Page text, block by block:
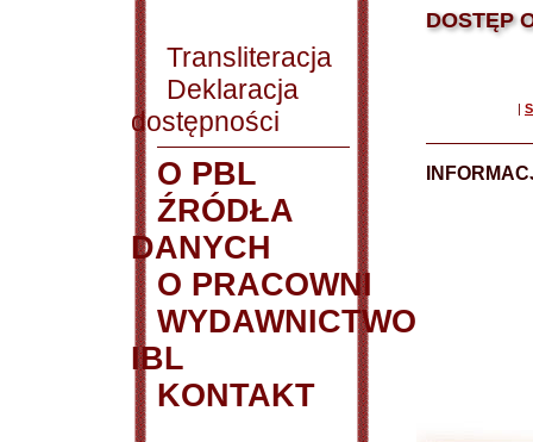
Transliteracja
Deklaracja
dostępności
O PBL
ŹRÓDŁA
DANYCH
O PRACOWNI
WYDAWNICTWO
IBL
KONTAKT
DOSTĘP
|